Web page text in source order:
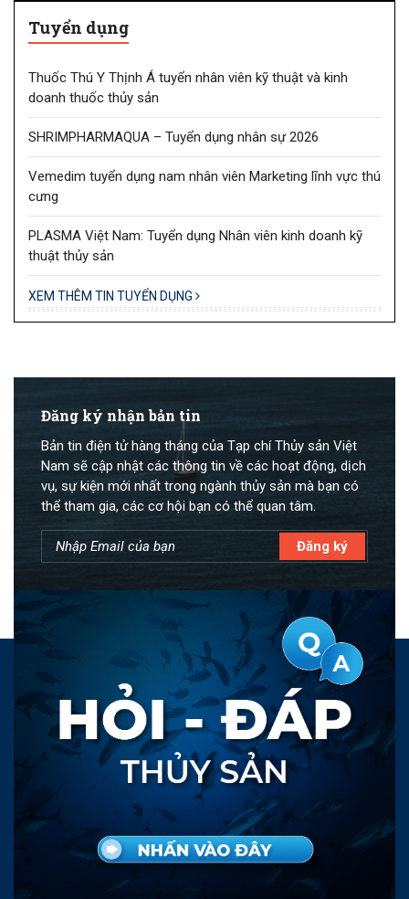
Tuyển dụng
Thuốc Thú Y Thịnh Á tuyển nhân viên kỹ thuật và kinh
doanh thuốc thủy sản
SHRIMPHARMAQUA – Tuyển dụng nhân sự 2026
Vemedim tuyển dụng nam nhân viên Marketing lĩnh vực thú
cưng
PLASMA Việt Nam: Tuyển dụng Nhân viên kinh doanh kỹ
thuật thủy sản
XEM THÊM TIN TUYỂN DỤNG
Đăng ký nhận bản tin
Bản tin điện tử hàng tháng của Tạp chí Thủy sản Việt
Nam sẽ cập nhật các thông tin về các hoạt động, dịch
vụ, sự kiện mới nhất trong ngành thủy sản mà bạn có
thể tham gia, các cơ hội bạn có thể quan tâm.